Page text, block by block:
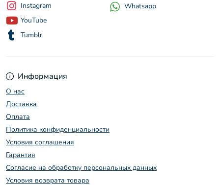
Информация
О нас
Доставка
Оплата
Политика конфиденциальности
Условия соглашения
Гарантия
Согласие на обработку персональных данных
Условия возврата товара
Instagram
YouTube
Tumblr
Whatsapp